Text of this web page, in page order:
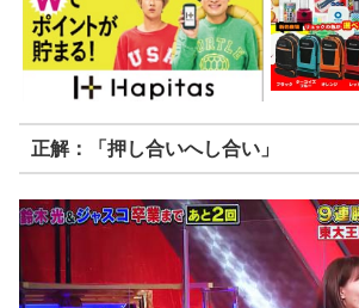
正解：「押し合いへし合い」